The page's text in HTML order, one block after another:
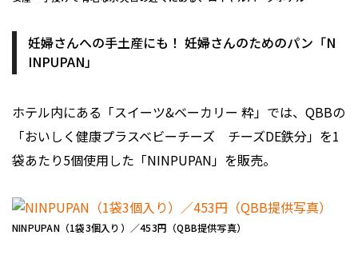
妊婦さんへの手土産にも！ 妊婦さんのためのパン「N
INPUPAN」
ホテル内にある「スイーツ&ベーカリー 粋」では、QBBの
「おいしく健康プラスベビーチーズ チーズDE鉄分」を1
袋あたり5個使用した「NINPUPAN」を販売。
NINPUPAN（1袋3個入り）／453円（QBB提供写真）